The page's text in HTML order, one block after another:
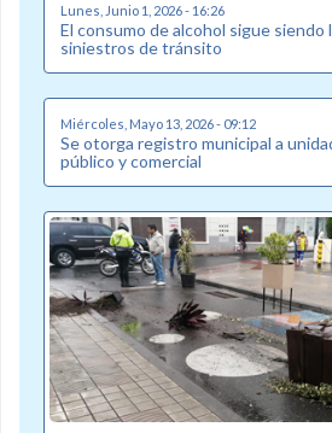
Lunes, Junio 1, 2026 - 16:26
El consumo de alcohol sigue siendo
siniestros de tránsito
Miércoles, Mayo 13, 2026 - 09:12
Se otorga registro municipal a
público y comercial